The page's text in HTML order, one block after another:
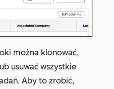
można klonować,
usuwać wszystkie
Aby to zrobić,